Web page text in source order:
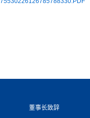
董事长致辞